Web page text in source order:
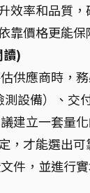
效率和品質
靠價格更能保
讀)
供應商時，
設備）、交
建立一套量
，才能選出
件，並進行